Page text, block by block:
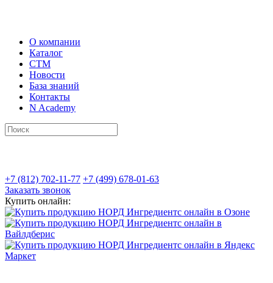
О компании
Каталог
СТМ
Новости
База знаний
Контакты
N Academy
+7 (812) 702-11-77 +7 (499) 678-01-63
Заказать звонок
Купить онлайн: